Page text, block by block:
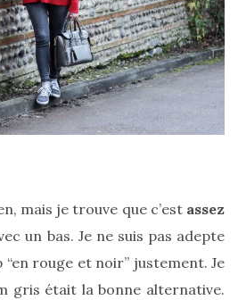
mais je trouve que c’est assez
un bas. Je ne suis pas adepte
rouge et noir” justement. Je
gris était la bonne alternative.